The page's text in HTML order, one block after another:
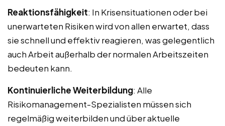
Reaktionsfähigkeit: In Krisensituationen oder bei
unerwarteten Risiken wird von allen erwartet, dass
sie schnell und effektiv reagieren, was gelegentlich
auch Arbeit außerhalb der normalen Arbeitszeiten
bedeuten kann.
Kontinuierliche Weiterbildung: Alle
Risikomanagement-Spezialisten müssen sich
regelmäßig weiterbilden und über aktuelle